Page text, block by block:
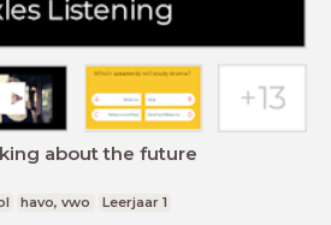
about the future
havo, vwo Leerjaar 1